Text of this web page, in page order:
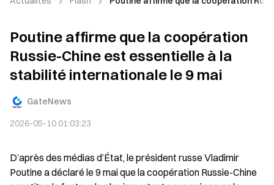
Poutine affirme que la coopération
Russie-Chine est essentielle à la
stabilité internationale le 9 mai
GateNews
2026-05-10 01:03:23
D’après des médias d’État, le président russe Vladimir
Poutine a déclaré le 9 mai que la coopération Russie-Chine